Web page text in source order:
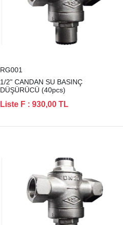
RG001
1/2" CANDAN SU BASINÇ
DÜŞÜRÜCÜ (40pcs)
Liste F : 930,00 TL